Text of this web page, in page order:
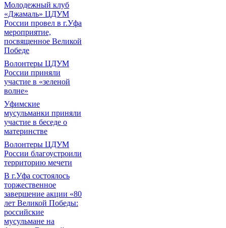
Молодежный клуб
«Джамаль» ЦДУМ
России провел в г.Уфа
мероприятие,
посвященное Великой
Победе
Волонтеры ЦДУМ
России приняли
участие в «зеленой
волне»
Уфимские
мусульманки приняли
участие в беседе о
материнстве
Волонтеры ЦДУМ
России благоустроили
территорию мечети
В г.Уфа состоялось
торжественное
завершение акции «80
лет Великой Победы:
российские
мусульмане на